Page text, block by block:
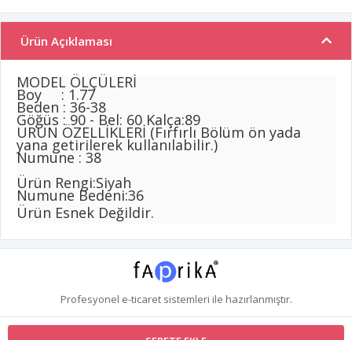
Ürün Açıklaması
MODEL ÖLÇÜLERİ
Boy : 1.77
Beden : 36-38
Göğüs : 90 - Bel: 60 Kalça:89
ÜRÜN ÖZELLİKLERİ (Fırfırlı Bölüm ön yada
yana getirilerek kullanılabilir.)
Numune : 38
Ürün Rengi:Siyah
Numune Bedeni:36
Ürün Esnek Değildir.
Profesyonel e-ticaretsistemleri ile hazırlanmıştır.